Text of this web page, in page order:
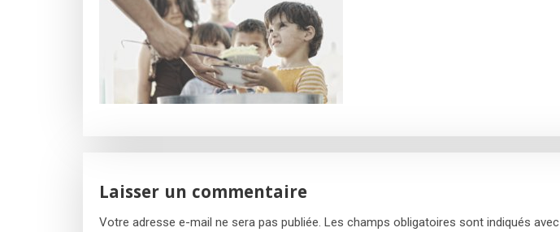
Laisser un commentaire
Votre adresse e-mail ne sera pas publiée. Les champs obligatoires sont indiqués avec